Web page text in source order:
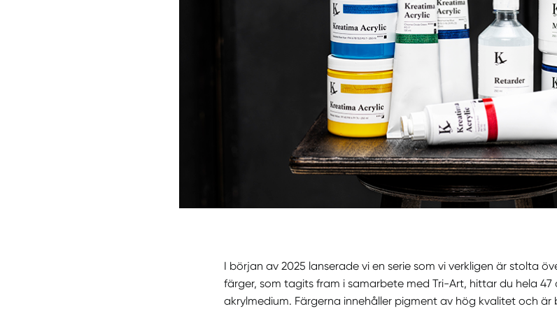
I början av 2025 lanserade vi en serie som vi verkligen är stolta
färger, som tagits fram i samarbete med Tri-Art, hittar du hela 47
akrylmedium. Färgerna innehåller pigment av hög kvalitet och är